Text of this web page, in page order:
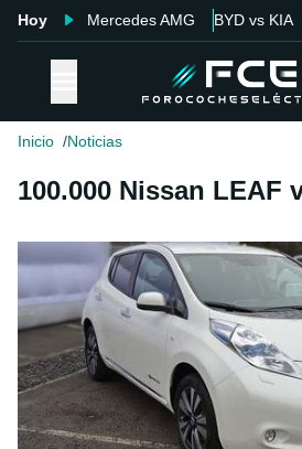
Hoy Mercedes AMG BYD vs KIA
Inicio Noticias
100.000 Nissan LEAF